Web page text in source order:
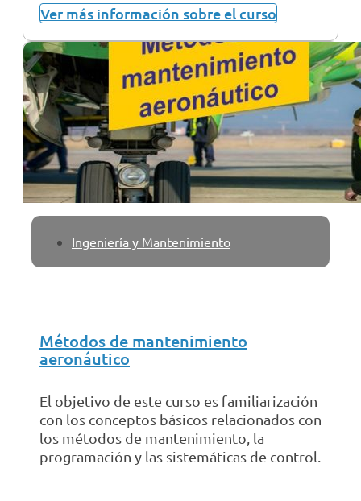
Ver más información sobre el curso
Ingeniería y Mantenimiento
Métodos de mantenimiento
aeronáutico
El objetivo de este curso es familiarización
con los conceptos básicos relacionados con
los métodos de mantenimiento, la
programación y las sistemáticas de control.